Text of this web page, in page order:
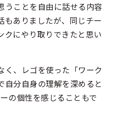
うことを自由に話せる内容
もありましたが、同じチー
クにやり取りできたと思い
く、レゴを使った「ワーク
自分自身の理解を深めると
の個性を感じることもで